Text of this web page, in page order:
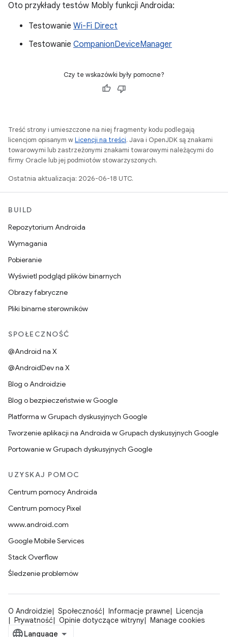
Oto przykłady testów Mobly funkcji Androida:
Testowanie Wi-Fi Direct
Testowanie CompanionDeviceManager
Czy te wskazówki były pomocne?
Treść strony i umieszczone na niej fragmenty kodu podlegają
licencjom opisanym wLicencji na treści. Java i OpenJDK są znakami
towarowymi lub zastrzeżonymi znakami towarowymi należącymi do
firmy Oracle lub jej podmiotów stowarzyszonych.
Ostatnia aktualizacja: 2026-06-18 UTC.
BUILD
Repozytorium Androida
Wymagania
Pobieranie
Wyświetl podgląd plików binarnych
Obrazy fabryczne
Pliki binarne sterowników
SPOŁECZNOŚĆ
@Android na X
@AndroidDev na X
Blog o Androidzie
Blog o bezpieczeństwie w Google
Platforma w Grupach dyskusyjnych Google
Tworzenie aplikacji na Androida w Grupach dyskusyjnych Google
Portowanie w Grupach dyskusyjnych Google
UZYSKAJ POMOC
Centrum pomocy Androida
Centrum pomocy Pixel
www.android.com
Google Mobile Services
Stack Overflow
Śledzenie problemów
O Androidzie Społeczność Informacje prawne
Licencja
Prywatność
Opinie dotyczące witryny Manage cookies